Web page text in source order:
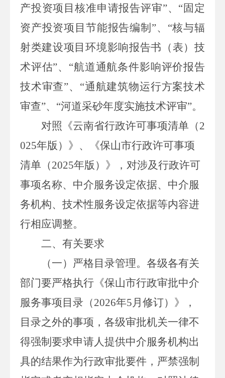
产投资项目核准申请报告评审”、“固定
资产投资项目节能报告编制”、“核与辐
射类建设项目环境影响报告书（表）技
术评估”、“航道通航条件影响评价报告
技术审查”、“通航建筑物运行方案技术
审查”、“河道采砂年度实施技术评审”。
对照《云南省行政许可事项清单 （2
025年版 ） 》 、 《保山市行政许可事项
清单 （2025年版 ） 》 ， 对涉及行政许可
事项名称、中介服务设定依据、中介服
务机构、技术性服务设定依据等内容进
行相应调整。
二、有关要求
（一）严格目录管理。 各级各有关
部门要严格执行《保山市行政审批中介
服务事项目录（2026年5月修订）》，
目录之外的事项，各级审批机关一律不
得强制要求申请人提供中介服务机构出
具的结果作为行政审批要件，严禁强制